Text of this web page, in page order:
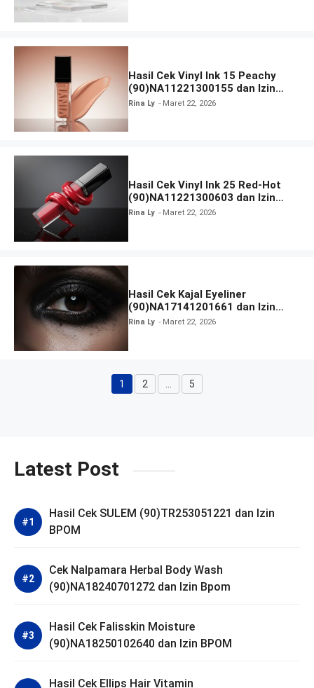
Hasil Cek Vinyl Ink 15 Peachy
(90)NA11221300155 dan Izin
BPOM
Rina Ly Maret 22, 2026
Hasil Cek Vinyl Ink 25 Red-Hot
(90)NA11221300603 dan Izin
BPOM
Rina Ly Maret 22, 2026
Hasil Cek Kajal Eyeliner
(90)NA17141201661 dan Izin
BPOM
Rina Ly Maret 22, 2026
Halaman
1 Halaman
2 5
Latest Post
Hasil Cek SULEM (90)TR253051221 dan Izin
BPOM
Cek Nalpamara Herbal Body Wash
(90)NA18240701272 dan Izin Bpom
Hasil Cek Falisskin Moisture
(90)NA18250102640 dan Izin BPOM
Hasil Cek Ellips Hair Vitamin